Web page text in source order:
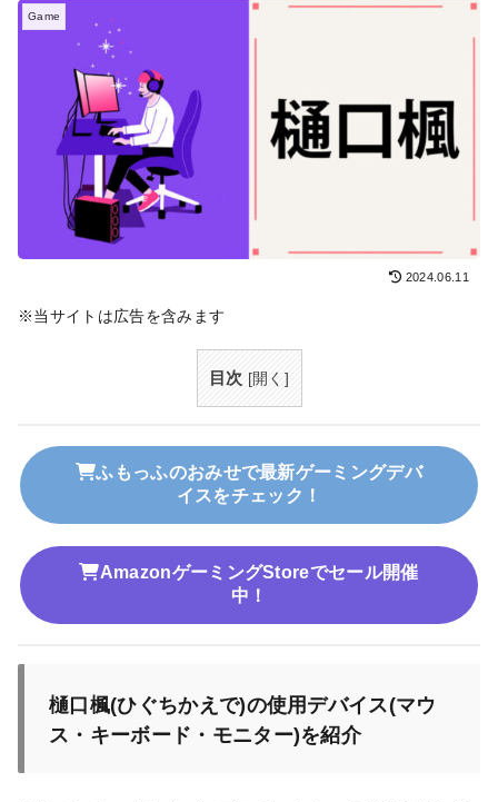
Game
2024.06.11
※当サイトは広告を含みます
目次 [開く ]
ふもっふのおみせで最新ゲーミングデバ
イスをチェック！
AmazonゲーミングStoreでセール開催
中！
樋口楓(ひぐちかえで)の使用デバイス(マウ
ス・キーボード・モニター)を紹介